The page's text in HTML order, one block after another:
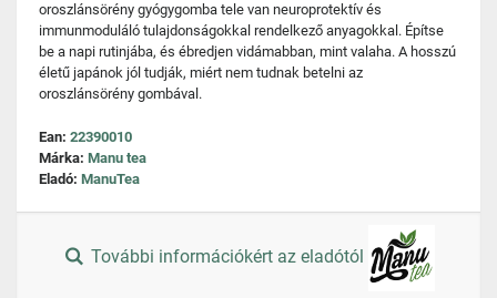
oroszlánsörény gyógygomba tele van neuroprotektív és
immunmoduláló tulajdonságokkal rendelkező anyagokkal. Építse
be a napi rutinjába, és ébredjen vidámabban, mint valaha. A hosszú
életű japánok jól tudják, miért nem tudnak betelni az
oroszlánsörény gombával.
Ean: 22390010
Márka: Manu tea
Eladó: ManuTea
További információkért az eladótól